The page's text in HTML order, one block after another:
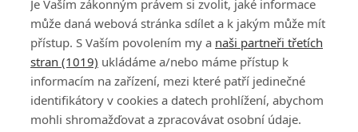
PŘIHLÁSIT
REGISTROVAT
DISKUZE
Je Vaším zákonným právem si zvolit, jaké informace
může daná webová stránka sdílet a k jakým může mít
přístup. S Vaším povolením my a naši partneři třetích
stran (1019) ukládáme a/nebo máme přístup k
informacím na zařízení, mezi které patří jedinečné
identifikátory v cookies a datech prohlížení, abychom
mohli shromažďovat a zpracovávat osobní údaje.